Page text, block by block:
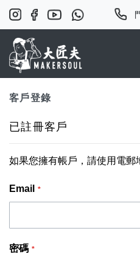
客戶登錄
已註冊客戶
如果您擁有帳戶，請使用電郵
Email
密碼